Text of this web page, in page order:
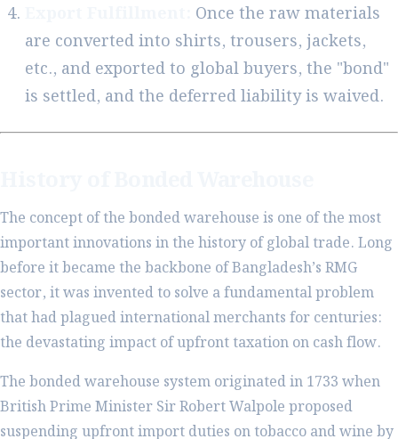
Once the raw materials
are converted into shirts, trousers, jackets,
etc., and exported to global buyers, the "bond"
is settled, and the deferred liability is waived.
The concept of the bonded warehouse is one of the most
important innovations in the history of global trade. Long
before it became the backbone of Bangladesh’s RMG
sector, it was invented to solve a fundamental problem
that had plagued international merchants for centuries:
the devastating impact of upfront taxation on cash flow.
The bonded warehouse system originated in 1733 when
British Prime Minister Sir Robert Walpole proposed
suspending upfront import duties on tobacco and wine by